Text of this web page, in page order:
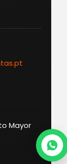
Mayor